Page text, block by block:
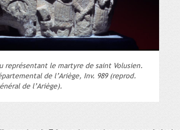
représentant le martyre de saint Volusien.
de l’Ariège, Inv. 989 (reprod.
de l’Ariège).